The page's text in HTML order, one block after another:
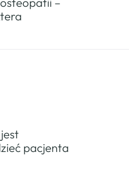
pacjenta